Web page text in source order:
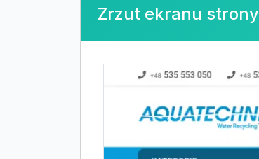
Zrzut ekranu strony